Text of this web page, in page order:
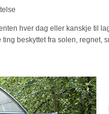
hver dag eller kanskje til
beskyttet fra solen,